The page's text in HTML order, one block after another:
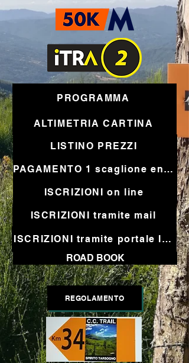
PROGRAMMA
ALTIMETRIA CARTINA
LISTINO PREZZI
PAGAMENTO 1 scaglione entro 31 03 25
ISCRIZIONI on line
ISCRIZIONI tramite mail
ISCRIZIONI tramite portale
ROAD BOOK
REGOLAMENTO